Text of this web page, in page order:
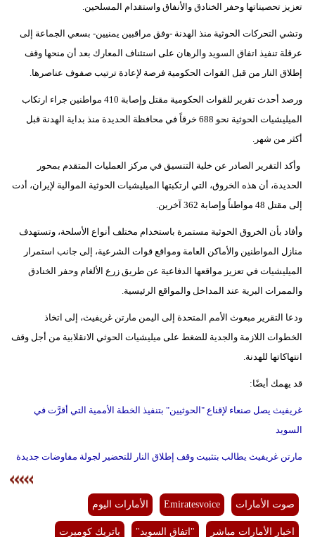
تعزيز تحصيناتها وحفر الخنادق والأنفاق واستقدام المسلحين.
وتشي التحركات الحوثية منذ الهدنة -وفق مراقبين يمنيين- بسعي الجماعة إلى
عرقلة تنفيذ اتفاق السويد والرهان على استئناف المعارك بعد أن منحها وقف
إطلاق النار من قبل القوات الحكومية فرصة لإعادة ترتيب صفوف عناصرها.
ورصد أحدث تقرير للقوات الحكومية مقتل وإصابة 410 مواطنين جراء ارتكاب
الميليشيات الحوثية نحو 688 خرقاً في محافظة الحديدة منذ بداية الهدنة قبل
أكثر من شهر.
وأكد التقرير الصادر عن خلية التنسيق في مركز العمليات المتقدم بمحور
الحديدة، أن هذه الخروق، التي ارتكبتها الميليشيات الحوثية الموالية لإيران، أدت
إلى مقتل 48 مواطناً وإصابة 362 آخرين.
وأفاد بأن الخروق الحوثية مستمرة باستخدام مختلف أنواع الأسلحة، وتستهدف
منازل المواطنين والأماكن العامة ومواقع قوات الشرعية، إلى جانب استمرار
الميليشيات في تعزيز مواقعها الدفاعية عن طريق زرع الألغام وحفر الخنادق
والممرات البرية عند المداخل والمواقع الرئيسية.
ودعا التقرير مبعوث الأمم المتحدة إلى اليمن مارتن غريفيث، إلى اتخاذ
الخطوات اللازمة والجدية للضغط على ميليشيات الحوثي الانقلابية من أجل وقف
انتهاكاتها للهدنة.
قد يهمك أيضًا:
غريفيث يصل صنعاء لإقناع "الحوثيين" بتنفيذ الخطة الأممية التي أقرَّت في
السويد
مارتن غريفيث يطالب بتثبيت وقف إطلاق النار للتحضير لجولة مفاوضات جديدة
صوت الأمارات Emiratesvoice الأمارات اليوم
اخبار الأمارات مباشر "اتفاق السويد" باتريك كوميرت